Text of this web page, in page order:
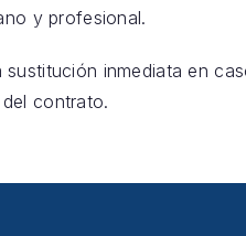
y profesional.
inmediata en
contrato.